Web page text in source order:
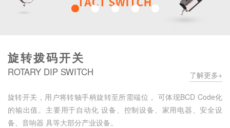
旋转拨码开关
ROTARY DIP SWITCH 了解更多+
旋转开关，用户将转轴手柄旋转至所需端位， 可体现BCD Code化
的输出值。主要用于自动化 设备、控制设备、家用电器、安全设
备、音响器 具等大部分产业设备。